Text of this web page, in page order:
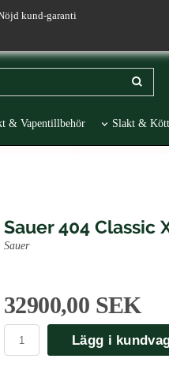
kund-garanti
& Vapentillbehör Slakt &
Sauer 404 Classic
Sauer
32900,00 SEK
Lägg i